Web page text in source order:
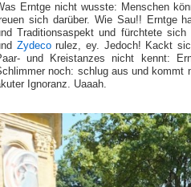
Erntge nicht wusste: Menschen
sich darüber. Wie Sau!! Erntge
Traditionsaspekt und fürchtete
Zydecorulez, ey. Jedoch! Kackt
und Kreistanzes nicht kennt:
noch: schlug aus und kommt
Ignoranz. Uaaah.